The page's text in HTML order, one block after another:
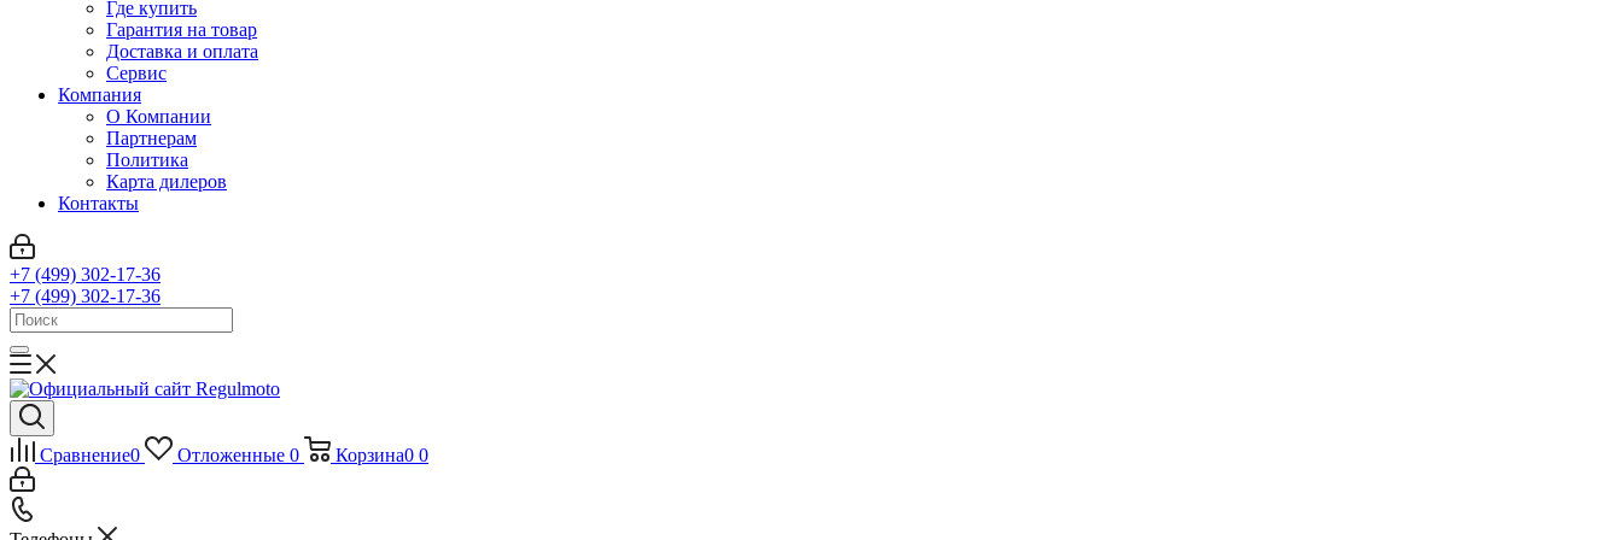
Где купить
Гарантия на товар
Доставка и оплата
Сервис
Компания
О Компании
Партнерам
Политика
Карта дилеров
Контакты
+7 (499) 302-17-36
+7 (499) 302-17-36
Сравнение0 Отложенные 0 Корзина0 0